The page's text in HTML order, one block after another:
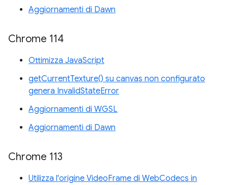
Aggiornamenti di Dawn
Chrome 114
Ottimizza JavaScript
getCurrentTexture() su canvas non configurato
genera InvalidStateError
Aggiornamenti di WGSL
Aggiornamenti di Dawn
Chrome 113
Utilizza l'origine VideoFrame di WebCodecs in